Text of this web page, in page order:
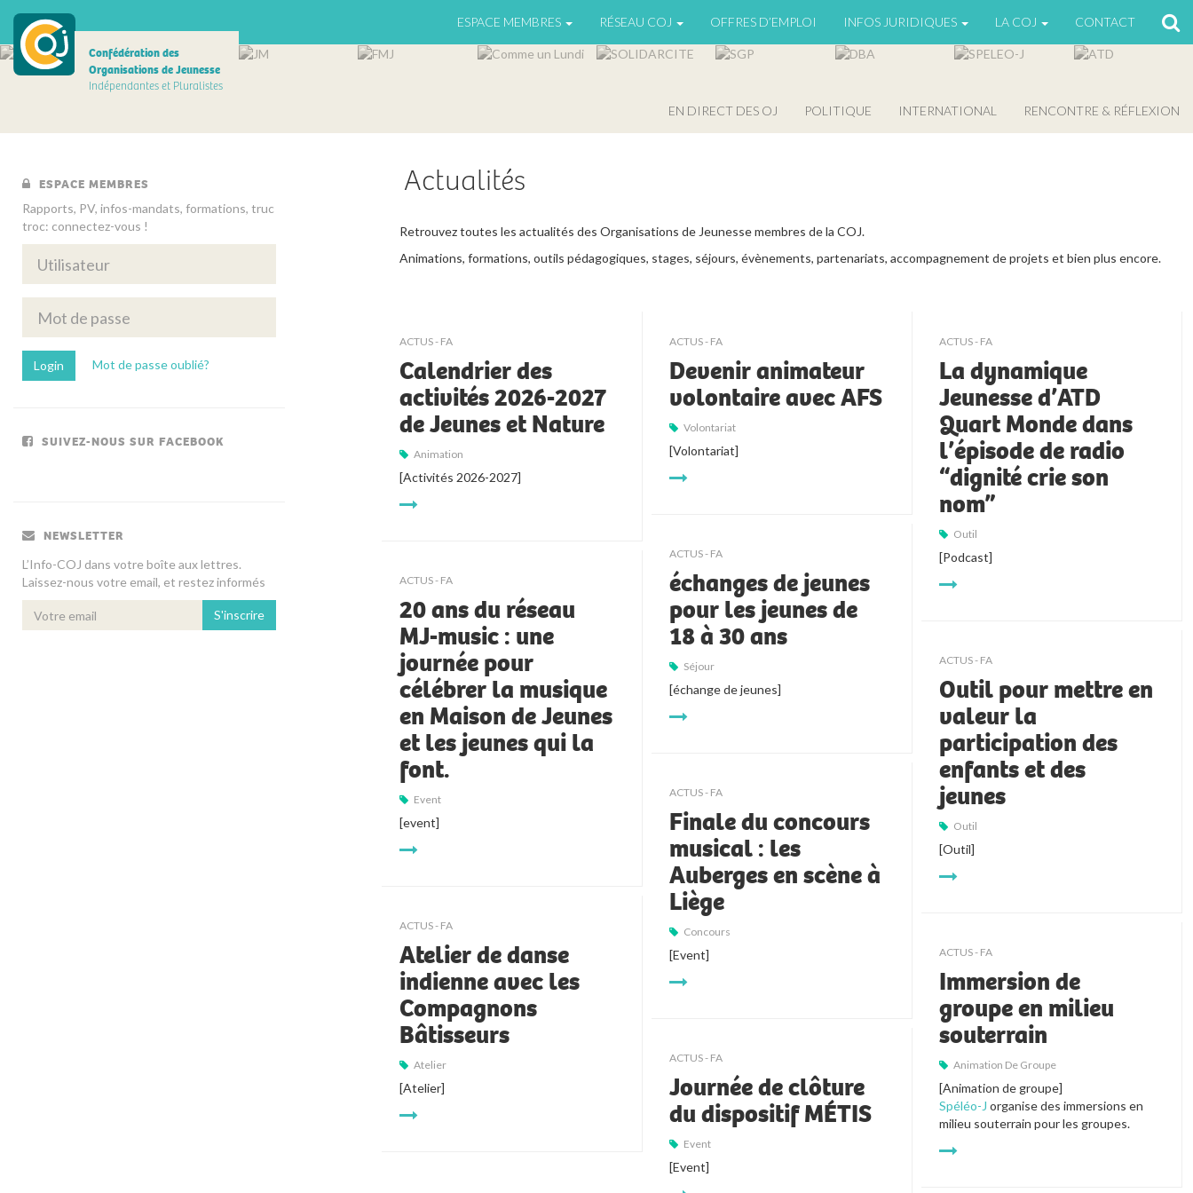
ESPACE MEMBRES RÉSEAU COJ OFFRES D’EMPLOI INFOS JURIDIQUES LA COJ CONTACT
Confédération des
Organisations de Jeunesse
Indépendantes et Pluralistes
EN DIRECT DES OJ POLITIQUE INTERNATIONAL RENCONTRE & RÉFLEXION
Actualités
Retrouvez toutes les actualités des Organisations de Jeunesse membres de la COJ.
Animations, formations, outils pédagogiques, stages, séjours, évènements, partenariats, accompagnement de projets et bien plus encore.
ACTUS - FA
Calendrier des
activités 2026-2027
de Jeunes et Nature
Animation
[Activités 2026-2027]
ACTUS - FA
Devenir animateur
volontaire avec AFS
Volontariat
[Volontariat]
ACTUS - FA
La dynamique
Jeunesse d’ATD
Quart Monde dans
l’épisode de radio
“dignité crie son
nom”
Outil
[Podcast]
ACTUS - FA
échanges de jeunes
pour les jeunes de
18 à 30 ans
Séjour
[échange de jeunes]
ACTUS - FA
20 ans du réseau
MJ-music : une
journée pour
célébrer la musique
en Maison de Jeunes
et les jeunes qui la
font.
Event
[event]
ACTUS - FA
Outil pour mettre en
valeur la
participation des
enfants et des
jeunes
Outil
[Outil]
ACTUS - FA
Finale du concours
musical : les
Auberges en scène à
Liège
Concours
[Event]
ACTUS - FA
Atelier de danse
indienne avec les
Compagnons
Bâtisseurs
Atelier
[Atelier]
ACTUS - FA
Immersion de
groupe en milieu
souterrain
Animation De Groupe
[Animation de groupe]
Spéléo-J organise des immersions en
milieu souterrain pour les groupes.
ACTUS - FA
Journée de clôture
du dispositif MÉTIS
Event
[Event]
ESPACE MEMBRES
Rapports, PV, infos-mandats, formations, truc
troc: connectez-vous !
Mot de passe oublié?
SUIVEZ-NOUS SUR FACEBOOK
NEWSLETTER
L’Info-COJ dans votre boîte aux lettres.
Laissez-nous votre email, et restez informés
S'inscrire